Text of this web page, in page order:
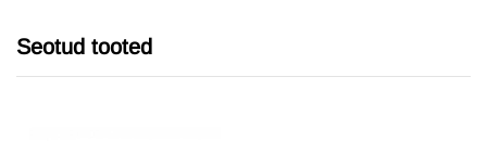
Seotud tooted